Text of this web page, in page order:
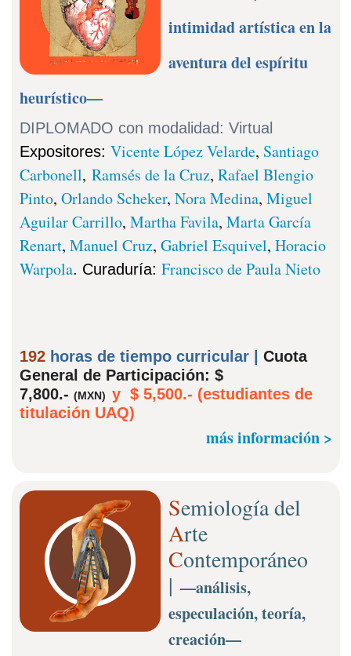
intimidad artística en la
aventura del espíritu
heurístico—
DIPLOMADO con modalidad: Virtual
Expositores: Vicente López Velarde, Santiago
Carbonell, Ramsés de la Cruz, Rafael Blengio
Pinto, Orlando Scheker, Nora Medina, Miguel
Aguilar Carrillo, Martha Favila, Marta García
Renart, Manuel Cruz, Gabriel Esquivel, Horacio
Warpola. Curaduría: Francisco de Paula Nieto
192 horas de tiempo curricular | Cuota
General de Participación: $
7,800.- (MXN) y $ 5,500.- (estudiantes de
titulación UAQ)
más información >
Semiología del
Arte
Contemporáneo
| —análisis,
especulación, teoría,
creación—